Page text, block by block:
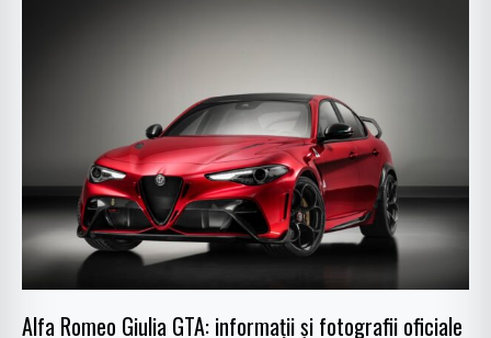
Alfa Romeo Giulia GTA: informații și fotografii oficiale
fotografii